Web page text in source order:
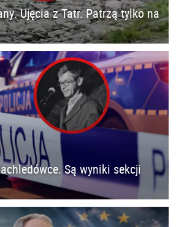
Ujęcia z Tatr. Patrzą tylko na
Są wyniki sekcji